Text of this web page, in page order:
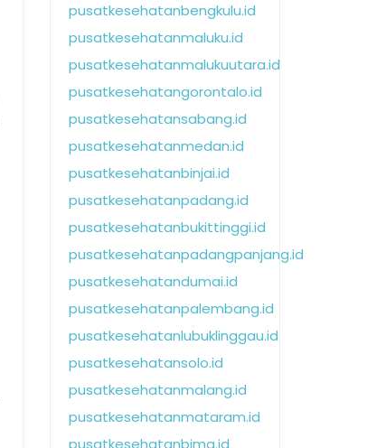
pusatkesehatanbengkulu.id
pusatkesehatanmaluku.id
pusatkesehatanmalukuutara.id
pusatkesehatangorontalo.id
pusatkesehatansabang.id
pusatkesehatanmedan.id
pusatkesehatanbinjai.id
pusatkesehatanpadang.id
pusatkesehatanbukittinggi.id
pusatkesehatanpadangpanjang.id
pusatkesehatandumai.id
pusatkesehatanpalembang.id
pusatkesehatanlubuklinggau.id
pusatkesehatansolo.id
pusatkesehatanmalang.id
pusatkesehatanmataram.id
pusatkesehatanbima.id